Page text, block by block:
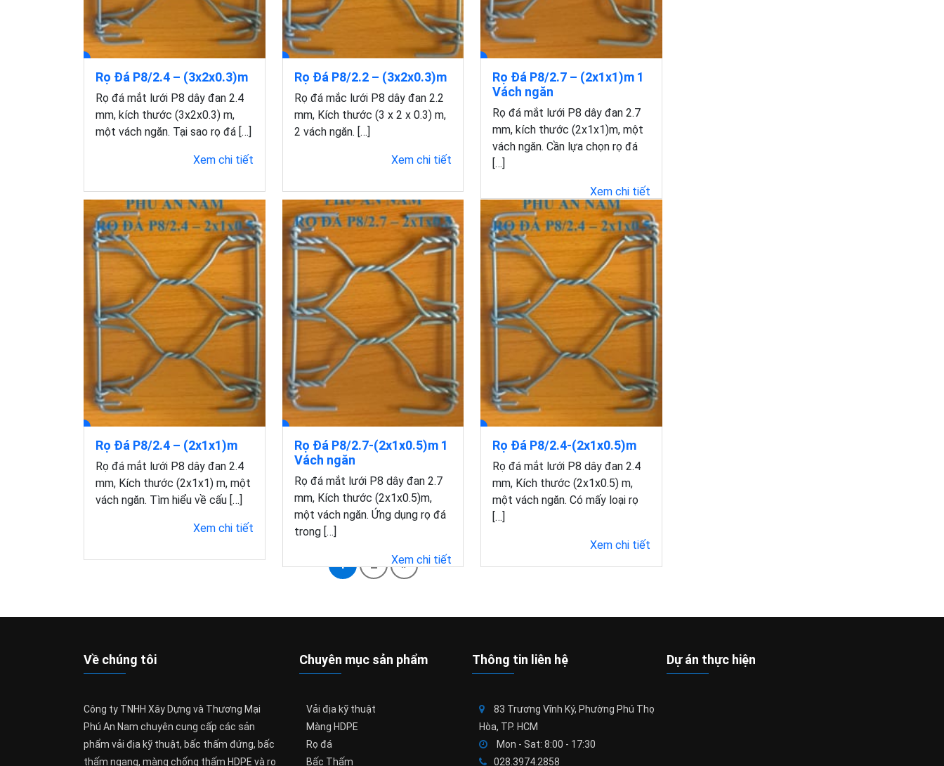
Rọ Đá P8/2.4 – (3x2x0.3)m
Rọ đá mắt lưới P8 dây đan 2.4
mm, kích thước (3x2x0.3) m,
một vách ngăn. Tại sao rọ đá […]
Xem chi tiết
Rọ Đá P8/2.2 – (3x2x0.3)m
Rọ đá mắc lưới P8 dây đan 2.2
mm, Kích thước (3 x 2 x 0.3) m,
2 vách ngăn. […]
Xem chi tiết
Rọ Đá P8/2.7 – (2x1x1)m 1
Vách ngăn
Rọ đá mắt lưới P8 dây đan 2.7
mm, kích thước (2x1x1)m, một
vách ngăn. Cần lựa chọn rọ đá
[…]
Xem chi tiết
Rọ Đá P8/2.4 – (2x1x1)m
Rọ đá mắt lưới P8 dây đan 2.4
mm, Kích thước (2x1x1) m, một
vách ngăn. Tìm hiểu về cấu […]
Xem chi tiết
Rọ Đá P8/2.7-(2x1x0.5)m 1
Vách ngăn
Rọ đá mắt lưới P8 dây đan 2.7
mm, Kích thước (2x1x0.5)m,
một vách ngăn. Ứng dụng rọ đá
trong […]
Xem chi tiết
Rọ Đá P8/2.4-(2x1x0.5)m
Rọ đá mắt lưới P8 dây đan 2.4
mm, Kích thước (2x1x0.5) m,
một vách ngăn. Có mấy loại rọ
[…]
Xem chi tiết
1 2 »
Về chúng tôi
Công ty TNHH Xây Dựng và Thương Mại
Phú An Nam chuyên cung cấp các sản
phẩm vải địa kỹ thuật, bấc thấm đứng, bấc
thấm ngang, màng chống thấm HDPE và rọ
Chuyên mục sản phẩm
Vải địa kỹ thuật
Màng HDPE
Rọ đá
Bấc Thấm
Thông tin liên hệ
83 Trương Vĩnh Ký, Phường Phú Thọ
Hòa, TP. HCM
Mon - Sat: 8:00 - 17:30
028.3974.2858
Dự án thực hiện